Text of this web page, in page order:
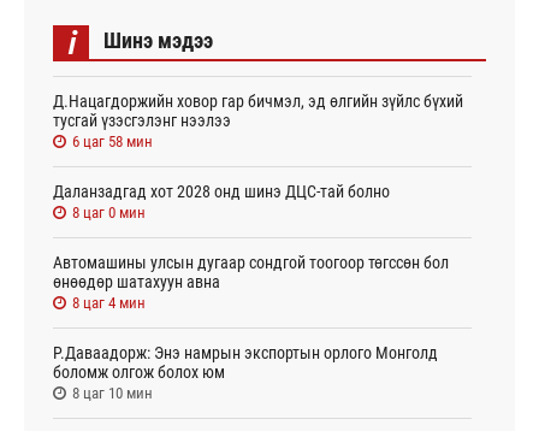
i Шинэ мэдээ
Д.Нацагдоржийн ховор гар бичмэл, эд өлгийн зүйлс бүхий
тусгай үзэсгэлэнг нээлээ
6 цаг 58 мин
Даланзадгад хот 2028 онд шинэ ДЦС-тай болно
8 цаг 0 мин
Автомашины улсын дугаар сондгой тоогоор төгссөн бол
өнөөдөр шатахуун авна
8 цаг 4 мин
Р.Даваадорж: Энэ намрын экспортын орлого Монголд
боломж олгож болох юм
8 цаг 10 мин